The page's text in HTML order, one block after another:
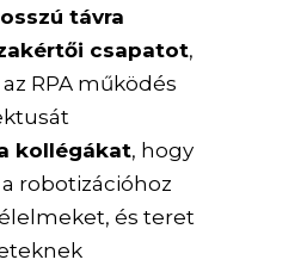
távra
csapatot,
RPA működés
kollégákat, hogy
robotizációhoz
és teret